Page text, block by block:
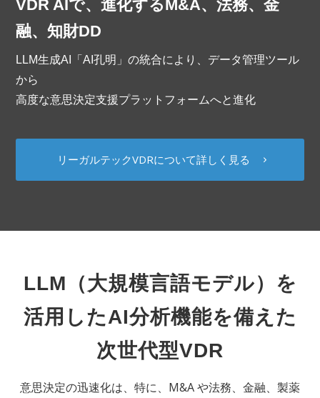
VDR AIで、進化するM&A、法務、金
融、知財DD
LLM生成AI「AI孔明」の統合により、データ管理ツール
から
高度な意思決定支援プラットフォームへと進化
リーガルテックVDRについて詳しく見る
LLM（大規模言語モデル）を
活用したAI分析機能を備えた
次世代型VDR
意思決定の迅速化は、特に、M&A や法務、金融、製薬